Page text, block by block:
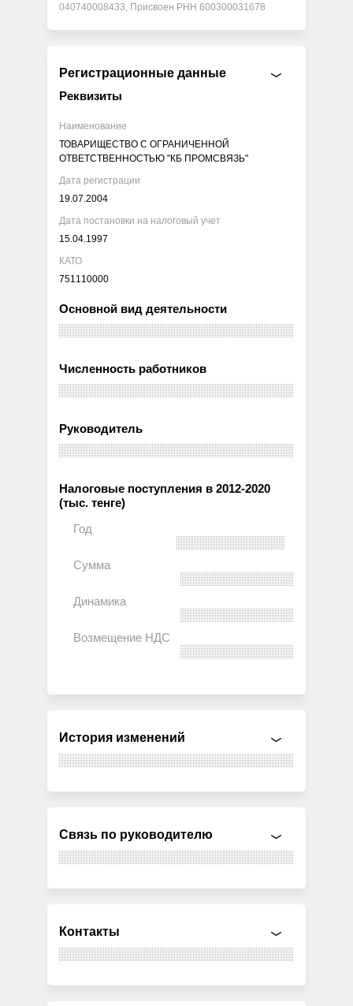
040740008433, Присвоен РНН 600300031678
Регистрационные данные
Реквизиты
Наименование
ТОВАРИЩЕСТВО С ОГРАНИЧЕННОЙ
ОТВЕТСТВЕННОСТЬЮ "КБ ПРОМСВЯЗЬ"
Дата регистрации
19.07.2004
Дата постановки на налоговый учет
15.04.1997
КАТО
751110000
Основной вид деятельности
Численность работников
Руководитель
Налоговые поступления в 2012-2020
(тыс. тенге)
История изменений
Связь по руководителю
Контакты